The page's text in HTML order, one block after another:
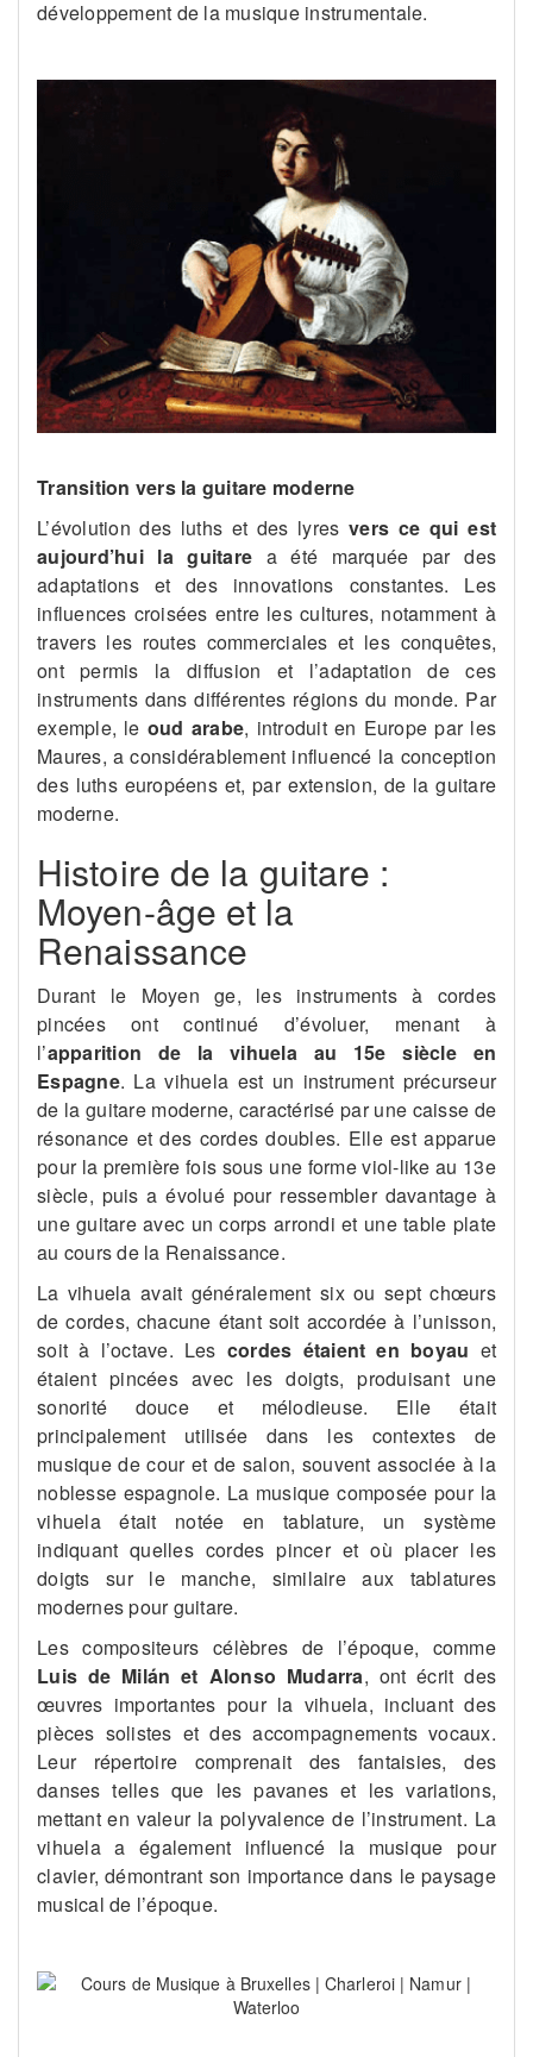
développement de la musique instrumentale​​.
Transition vers la guitare moderne
L’évolution des luths et des lyresvers ce qui est
aujourd’hui la guitare a été marquée par des
adaptations et des innovations constantes. Les
influences croisées entre les cultures, notamment à
travers les routes commerciales et les conquêtes,
ont permis la diffusion et l’adaptation de ces
instruments dans différentes régions du monde. Par
exemple, le oud arabe, introduit en Europe par les
Maures, a considérablement influencé la conception
des luths européens et, par extension, de la guitare
moderne​.
Histoire de la guitare :
Moyen-âge et la
Renaissance
Durant le Moyen ge, les instruments à cordes
pincées ont continué d’évoluer, menant à
l’apparition de la vihuela au 15e siècle en
Espagne. La vihuela est un instrument précurseur
de la guitare moderne, caractérisé par une caisse de
résonance et des cordes doubles. Elle est apparue
pour la première fois sous une forme viol-like au 13e
siècle, puis a évolué pour ressembler davantage à
une guitare avec un corps arrondi et une table plate
au cours de la Renaissance​​.
La vihuela avait généralement six ou sept chœurs
de cordes, chacune étant soit accordée à l’unisson,
soit à l’octave. Les cordes étaient en boyau et
étaient pincées avec les doigts, produisant une
sonorité douce et mélodieuse. Elle était
principalement utilisée dans les contextes de
musique de cour et de salon, souvent associée à la
noblesse espagnole. La musique composée pour la
vihuela était notée en tablature, un système
indiquant quelles cordes pincer et où placer les
doigts sur le manche, similaire aux tablatures
modernes pour guitare​.
Les compositeurs célèbres de l’époque, comme
Luis de Milán et Alonso Mudarra, ont écrit des
œuvres importantes pour la vihuela, incluant des
pièces solistes et des accompagnements vocaux.
Leur répertoire comprenait des fantaisies, des
danses telles que les pavanes et les variations,
mettant en valeur la polyvalence de l’instrument. La
vihuela a également influencé la musique pour
clavier, démontrant son importance dans le paysage
musical de l’époque​.